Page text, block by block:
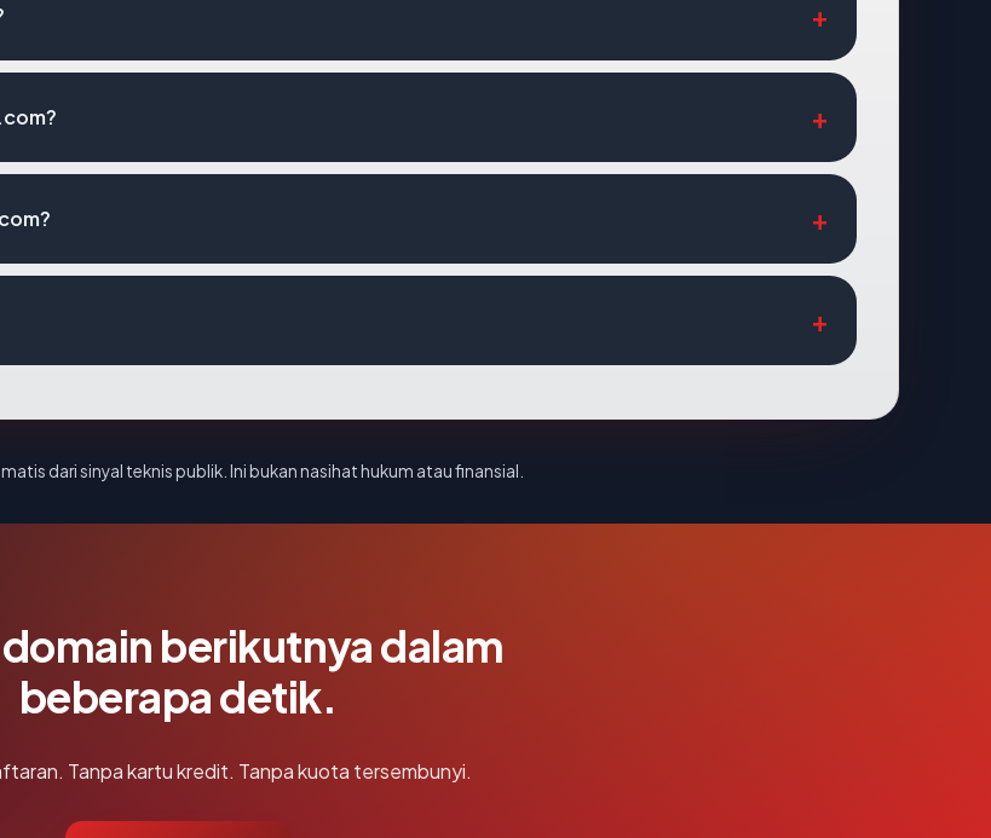
dari sinyal teknis publik. Ini bukan nasihat hukum atau finansial.
berikutnya dalam
beberapa detik.
Tanpa kartu kredit. Tanpa kuota tersembunyi.